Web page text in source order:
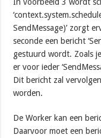
SendMessage)’ zorgt
seconde een bericht
gestuurd wordt. Zoals
er voor ieder
Dit bericht zal
worden.
De Worker kan een
Daarvoor moet een